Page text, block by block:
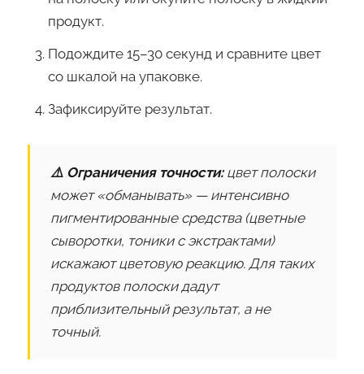
продукт.
Подождите 15–30 секунд и сравните цвет
со шкалой на упаковке.
Зафиксируйте результат.
⚠️ Ограничения точности: цвет полоски
может «обманывать» — интенсивно
пигментированные средства (цветные
сыворотки, тоники с экстрактами)
искажают цветовую реакцию. Для таких
продуктов полоски дадут
приблизительный результат, а не
точный.